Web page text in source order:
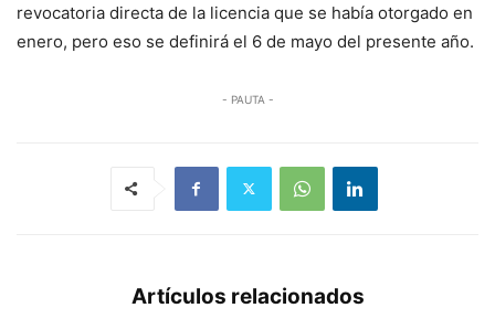
revocatoria directa de la licencia que se había otorgado en
enero, pero eso se definirá el 6 de mayo del presente año.
- PAUTA -
Artículos relacionados